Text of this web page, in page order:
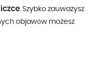
. Szybko zauważysz
objawów możesz